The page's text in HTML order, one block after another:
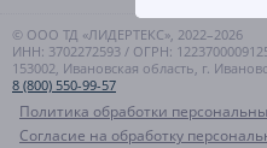
© ООО ТД «ЛИДЕРТЕКС», 2022–2026
ИНН: 3702272593 / ОГРН:
153002, Ивановская область, г.
8 (800) 550-99-57
Политика обработки
Согласие на обработку